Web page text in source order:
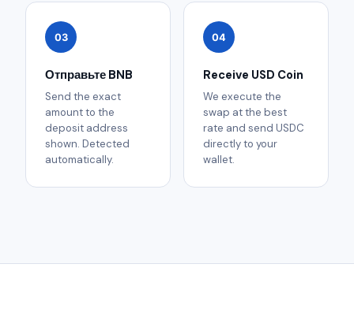
03
Отправьте BNB
Send the exact
amount to the
deposit address
shown. Detected
automatically.
04
Receive USD Coin
We execute the
swap at the best
rate and send USDC
directly to your
wallet.